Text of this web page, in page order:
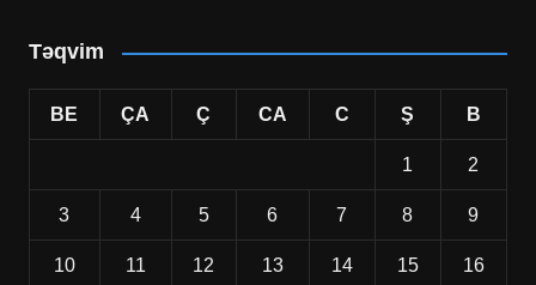
Təqvim
BE ÇA Ç CA C Ş B
1 2
3 4 5 6 7 8 9
10 11 12 13 14 15 16